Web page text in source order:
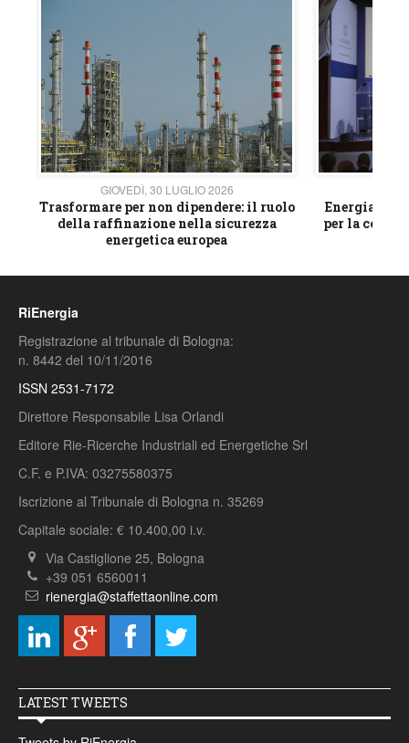
GIOVEDÌ, 30 LUGLIO 2026
Trasformare per non dipendere: il ruolo
della raffinazione nella sicurezza
energetica europea
Energia e
per la
RiEnergia
Registrazione al tribunale di Bologna:
n. 8442 del 10/11/2016
ISSN 2531-7172
Direttore Responsabile Lisa Orlandi
Editore Rie-Ricerche Industriali ed Energetiche Srl
C.F. e P.IVA: 03275580375
Iscrizione al Tribunale di Bologna n. 35269
Capitale sociale: € 10.400,00 i.v.
Via Castiglione 25, Bologna
+39 051 6560011
rienergia@staffettaonline.com
LATEST TWEETS